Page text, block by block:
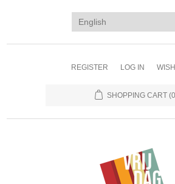
REGISTER LOG IN
SHOPPING CART